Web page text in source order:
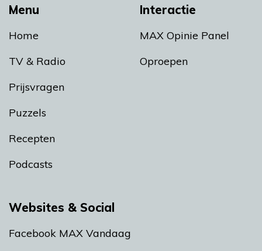
Menu
Home
TV & Radio
Prijsvragen
Puzzels
Recepten
Podcasts
Interactie
MAX Opinie Panel
Oproepen
Websites & Social
Facebook MAX Vandaag